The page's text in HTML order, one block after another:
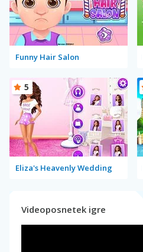
Funny Hair Salon
Eliza's Heavenly Wedding
5
Videoposnetek igre